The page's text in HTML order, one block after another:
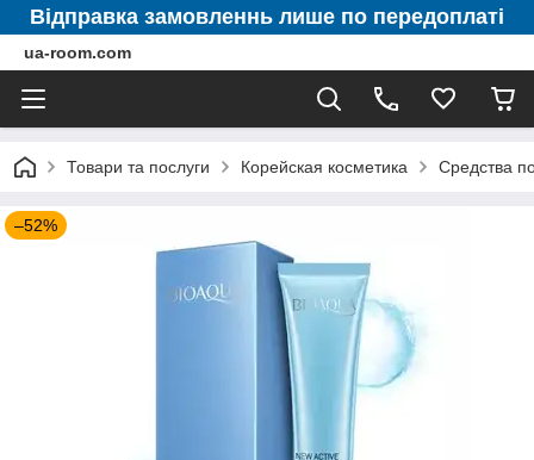
Відправка замовленнь лише по передоплаті
ua-room.com
Товари та послуги Корейская косметика Средства
–52%